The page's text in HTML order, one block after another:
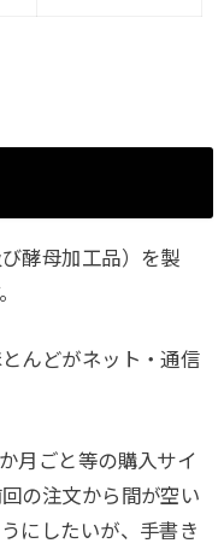
酵母加工品）を製
んどがネット・通信
月ごと等の購入サイ
の注文から間が空い
にしたいが、手書き